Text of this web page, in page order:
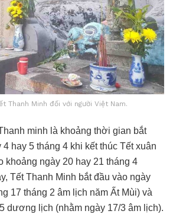
Thanh Minh đối với người Việt Nam.
minh là khoảng thời gian bắt
hay 5 tháng 4 khi kết thúc Tết xuân
khoảng ngày 20 hay 21 tháng 4
Tết Thanh Minh bắt đầu vào ngày
17 tháng 2 âm lịch năm Ất Mùi) và
dương lịch (nhằm ngày 17/3 âm lịch).